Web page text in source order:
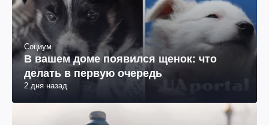
Социум
В вашем доме появился щенок: что
делать в первую очередь
2 дня назад